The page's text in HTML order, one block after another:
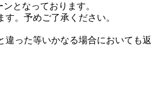
となっております。
。予めご了承ください。
った等いかなる場合においても返